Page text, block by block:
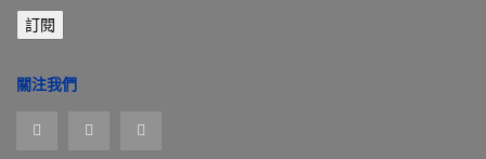
郵
件
址
訂閱
關注我們